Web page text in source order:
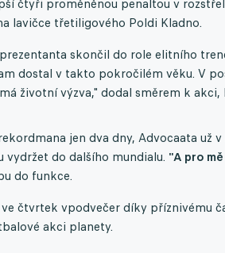
čtyři proměněnou penaltou v
lavičce třetiligového Poldi Kladno.
skončil do role elitního
dostal v takto pokročilém věku. V
životní výzva," dodal směrem k
jen dva dny, Advocaata už
vydržet do dalšího mundialu. "A pro
do funkce.
čtvrtek vpodvečer díky příznivému
akci planety.